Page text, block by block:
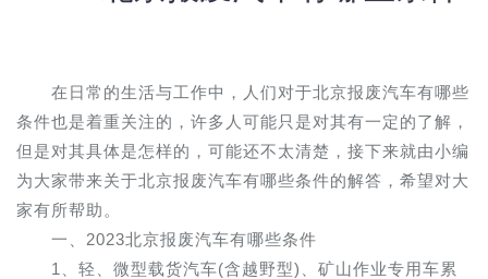
在日常的生活与工作中，人们对于北京报废汽车有哪些
条件也是着重关注的，许多人可能只是对其有一定的了解，
但是对其具体是怎样的，可能还不太清楚，接下来就由小编
为大家带来关于北京报废汽车有哪些条件的解答，希望对大
家有所帮助。
一、2023北京报废汽车有哪些条件
1、轻、微型载货汽车(含越野型)、矿山作业专用车累